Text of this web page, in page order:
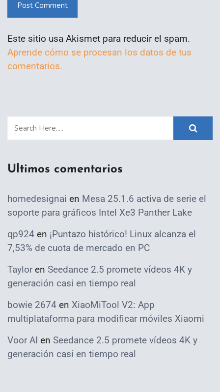
Post Comment
Este sitio usa Akismet para reducir el spam.
Aprende cómo se procesan los datos de tus
comentarios.
Ultimos comentarios
homedesignai en Mesa 25.1.6 activa de serie el
soporte para gráficos Intel Xe3 Panther Lake
qp924 en ¡Puntazo histórico! Linux alcanza el
7,53% de cuota de mercado en PC
Taylor en Seedance 2.5 promete vídeos 4K y
generación casi en tiempo real
bowie 2674 en XiaoMiTool V2: App
multiplataforma para modificar móviles Xiaomi
Voor AI en Seedance 2.5 promete vídeos 4K y
generación casi en tiempo real